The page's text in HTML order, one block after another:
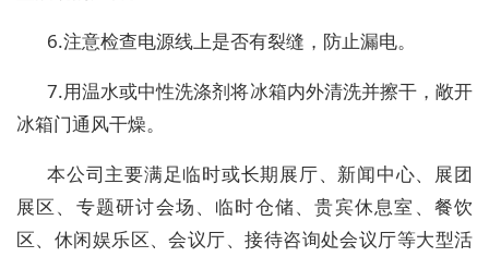
6.注意检查电源线上是否有裂缝，防止漏电。
7.用温水或中性洗涤剂将冰箱内外清洗并擦干，敞开
冰箱门通风干燥。
本公司主要满足临时或长期展厅、新闻中心、展团
展区、专题研讨会场、临时仓储、贵宾休息室、餐饮
区、休闲娱乐区、会议厅、接待咨询处会议厅等大型活